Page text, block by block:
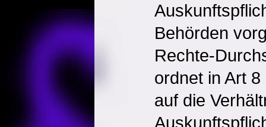
Behörden
Rechte-
ordnet in Art
auf die